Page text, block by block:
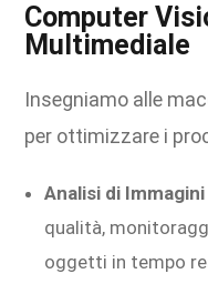
Computer
Multimediale
Insegniamo alle
per ottimizzare i
Analisi di
qualità,
oggetti in tempo